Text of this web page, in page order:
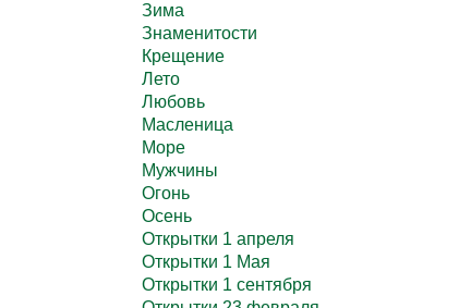
Зима
Знаменитости
Крещение
Лето
Любовь
Масленица
Море
Мужчины
Огонь
Осень
Открытки 1 апреля
Открытки 1 Мая
Открытки 1 сентября